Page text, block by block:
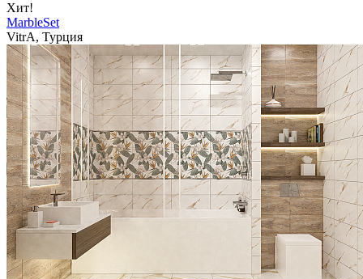
Хит!
MarbleSet
VitrA, Турция